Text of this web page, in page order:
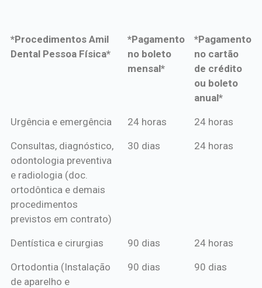
*Procedimentos Amil
Dental Pessoa Física*
*Pagamento
no boleto
mensal*
*Pagamento
no cartão
de crédito
ou boleto
anual*
*Procedimentos Amil
*Pagamento
mensal*
*Pagamento
de crédito
Urgência e emergência 24 horas 24 horas
Consultas, diagnóstico,
odontologia preventiva
e radiologia (doc.
ortodôntica e demais
procedimentos
previstos em contrato)
30 dias 24 horas
Dentística e cirurgias 90 dias 24 horas
Ortodontia (Instalação
de aparelho e
90 dias 90 dias